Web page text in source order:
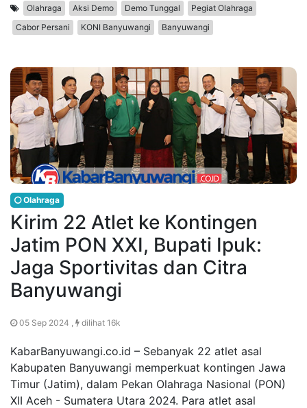
Olahraga Aksi Demo Demo Tunggal
Pegiat Olahraga
Cabor Persani
KONI Banyuwangi Banyuwangi
Olahraga
Kirim 22 Atlet ke Kontingen
Jatim PON XXI, Bupati Ipuk:
Jaga Sportivitas dan Citra
Banyuwangi
05 Sep 2024 , dilihat 16k
KabarBanyuwangi.co.id – Sebanyak 22 atlet asal
Kabupaten Banyuwangi memperkuat kontingen Jawa
Timur (Jatim), dalam Pekan Olahraga Nasional (PON)
XII Aceh - Sumatera Utara 2024. Para atlet asal